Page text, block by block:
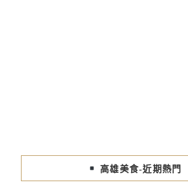
高雄美食-近期熱門